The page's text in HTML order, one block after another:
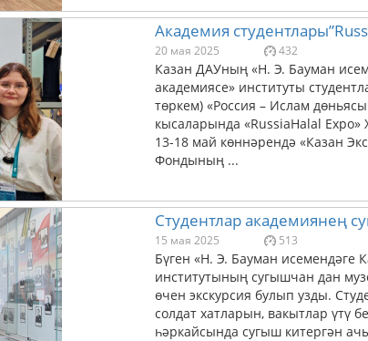
Академия
20 мая 2025 432
Казан ДАУның «Н. Э. Бауман
академиясе» институты
төркем) «Россия – Ислам
кысаларында «RussiaHalal
13-18 май көннәрендә «Казан
Фондының ...
Студентлар академиянең
15 мая 2025 513
Бүген «Н. Э. Бауман исемендәге
институтының сугышчан дан
өчен экскурсия булып узды.
солдат хатларын, вакытлар үтү
һәркайсында сугыш китергән